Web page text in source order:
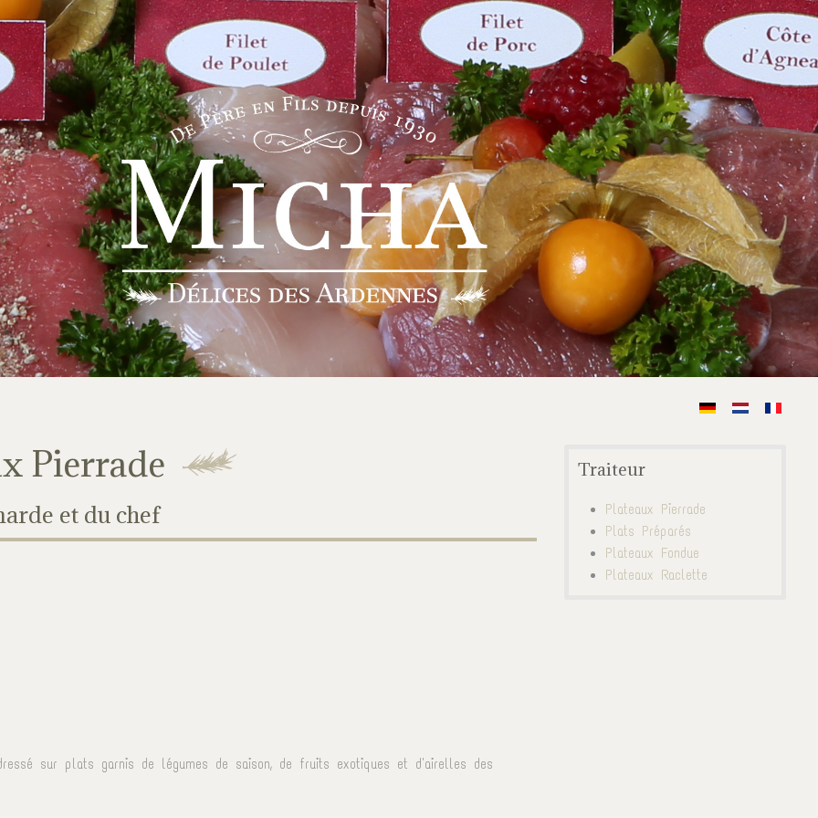
Pierrade
et du chef
sur plats garnis de légumes de saison, de fruits exotiques et d'airelles des
Traiteur
Plateaux Pierrade
Plats Préparés
Plateaux Fondue
Plateaux Raclette